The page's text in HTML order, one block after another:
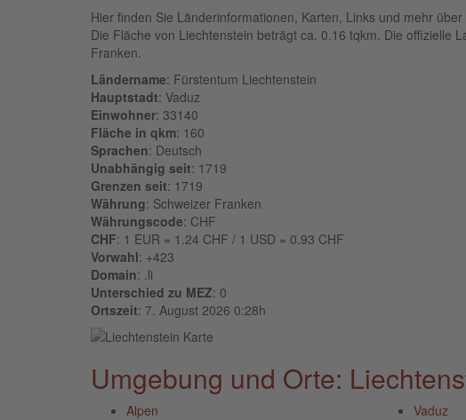
Hier finden Sie Länderinformationen, Karten, Links und mehr
Die Fläche von Liechtenstein beträgt ca. 0.16 tqkm. Die offizielle
Franken.
Ländername: Fürstentum Liechtenstein
Hauptstadt: Vaduz
Einwohner: 33140
Fläche in qkm: 160
Sprachen: Deutsch
Unabhängig seit: 1719
Grenzen seit: 1719
Währung: Schweizer Franken
Währungscode: CHF
CHF: 1 EUR = 1.24 CHF / 1 USD = 0.93 CHF
Vorwahl: +423
Domain: .li
Unterschied zu MEZ: 0
Ortszeit: 7. August 2026 0:28h
Umgebung und Orte:
Alpen Vaduz